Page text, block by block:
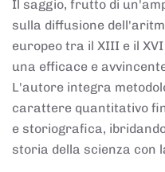
Il saggio, frutto di
sulla diffusione
europeo tra il XIII e il
una efficace e
L'autore integra
carattere quantitativo
e storiografica,
storia della scienza con